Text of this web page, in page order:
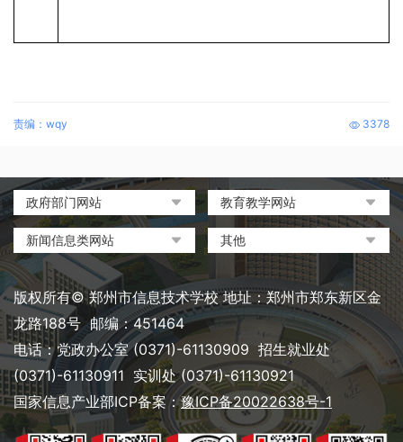
责编：wqy 3378
政府部门网站
中国政府网
河南省人民政府
郑州市人民政府
教育教学网站
教育部政府门户网站
中国职业教育与成人教育网
河南省教育厅
河南省职业教育与成人教育
网
郑州市教育局政务网
郑州教育信息网
新闻信息类网站
环球网
凤凰网
搜狐
网易
新浪
其他
中央电化教育馆
中国教育和科研计算机网
电脑报
大象网|河南网络广播电视台
版权所有© 郑州市信息技术学校 地址：郑州市郑东新区金
龙路188号 邮编：451464
电话：党政办公室 (0371)-61130909 招生就业处
(0371)-61130911 实训处 (0371)-61130921
国家信息产业部ICP备案：豫ICP备20022638号-1